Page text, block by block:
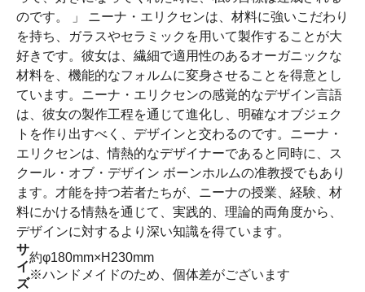
のです。 」 ニーナ・エリクセンは、材料に強いこだわり
を持ち、ガラスやセラミックを用いて製作することが大
好きです。彼女は、繊細で適用性のあるオーガニックな
材料を、機能的なフォルムに変身させることを得意とし
ています。ニーナ・エリクセンの感覚的なデザイン言語
は、彼女の製作工程を通じて進化し、明確なオブジェク
トを作り出すべく、デザインと交わるのです。ニーナ・
エリクセンは、情熱的なデザイナーであると同時に、ス
クール・オブ・デザイン ボーンホルムの准教授でもあり
ます。才能を持つ若者たちが、ニーナの授業、経験、材
料にかける情熱を通じて、実践的、理論的両角度から、
デザインに対するより深い知識を得ています。
サ
イ
ズ
約φ180mm×H230mm
※ハンドメイドのため、個体差がございます